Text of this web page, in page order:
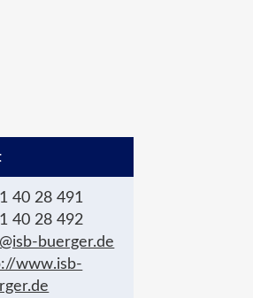
40 28 491
40 28 492
buerger.de
www.isb-